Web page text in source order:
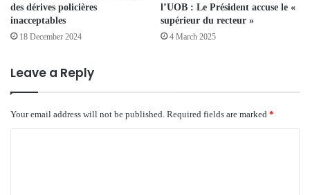
des dérives policières
inacceptables
18 December 2024
l’UOB : Le Président accuse le «
supérieur du recteur »
4 March 2025
Leave a Reply
Your email address will not be published. Required fields are marked *